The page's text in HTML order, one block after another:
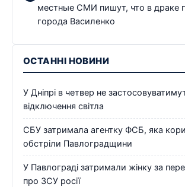
местные СМИ пишут, что в драке
города Василенко
ОСТАННІ НОВИНИ
У Дніпрі в четвер не
відключення світла
СБУ затримала агентку ФСБ, яка
обстріли Павлоградщини
У Павлограді затримали жінку за
про ЗСУ росії